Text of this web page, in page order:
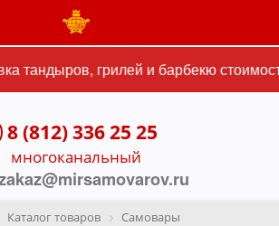
тандыров, грилей и барбекю
8 (812) 336 25 25
многоканальный
Каталог товаров
Самовары